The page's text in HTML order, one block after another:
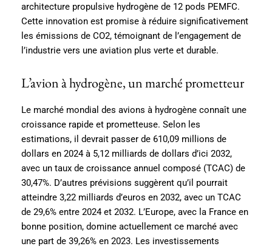
architecture propulsive hydrogène de 12 pods PEMFC.
Cette innovation est promise à réduire significativement
les émissions de CO2, témoignant de l’engagement de
l’industrie vers une aviation plus verte et durable.
L’avion à hydrogène, un marché prometteur
Le marché mondial des avions à hydrogène connaît une
croissance rapide et prometteuse. Selon les
estimations, il devrait passer de 610,09 millions de
dollars en 2024 à 5,12 milliards de dollars d’ici 2032,
avec un taux de croissance annuel composé (TCAC) de
30,47%. D’autres prévisions suggèrent qu’il pourrait
atteindre 3,22 milliards d’euros en 2032, avec un TCAC
de 29,6% entre 2024 et 2032. L’Europe, avec la France en
bonne position, domine actuellement ce marché avec
une part de 39,26% en 2023. Les investissements